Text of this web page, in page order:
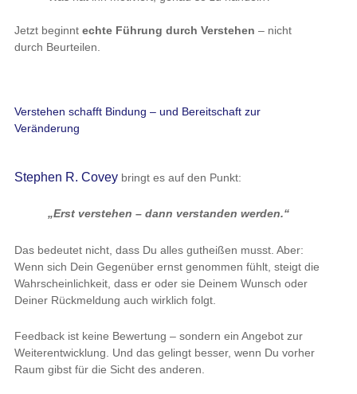
Jetzt beginnt echte Führung durch Verstehen – nicht
durch Beurteilen.
Verstehen schafft Bindung – und Bereitschaft zur
Veränderung
Stephen R. Coveybringt es auf den Punkt:
„Erst verstehen – dann verstanden werden.“
Das bedeutet nicht, dass Du alles gutheißen musst. Aber:
Wenn sich Dein Gegenüber ernst genommen fühlt, steigt die
Wahrscheinlichkeit, dass er oder sie Deinem Wunsch oder
Deiner Rückmeldung auch wirklich folgt.
Feedback ist keine Bewertung – sondern ein Angebot zur
Weiterentwicklung. Und das gelingt besser, wenn Du vorher
Raum gibst für die Sicht des anderen.